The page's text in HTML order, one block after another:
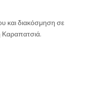
και διακόσμηση σε
Καραπατσιά.